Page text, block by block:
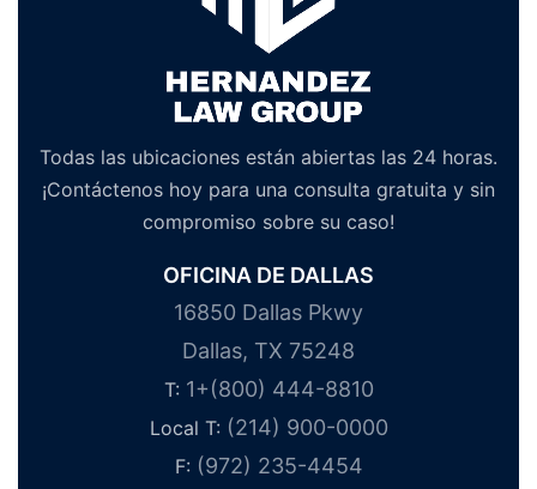
Todas las ubicaciones están abiertas las 24 horas.
¡Contáctenos hoy para una consulta gratuita y sin
compromiso sobre su caso!
OFICINA DE DALLAS
16850 Dallas Pkwy
Dallas, TX 75248
T: 1+(800) 444-8810
Local T: (214) 900-0000
F: (972) 235-4454